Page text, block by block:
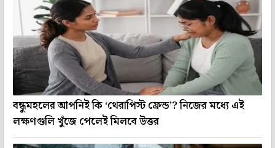
বন্ধুমহলের আপনিই কি ‘থেরাপিস্ট ফ্রেন্ড’? নিজের মধ্যে এই
লক্ষণগুলি খুঁজে পেলেই মিলবে উত্তর